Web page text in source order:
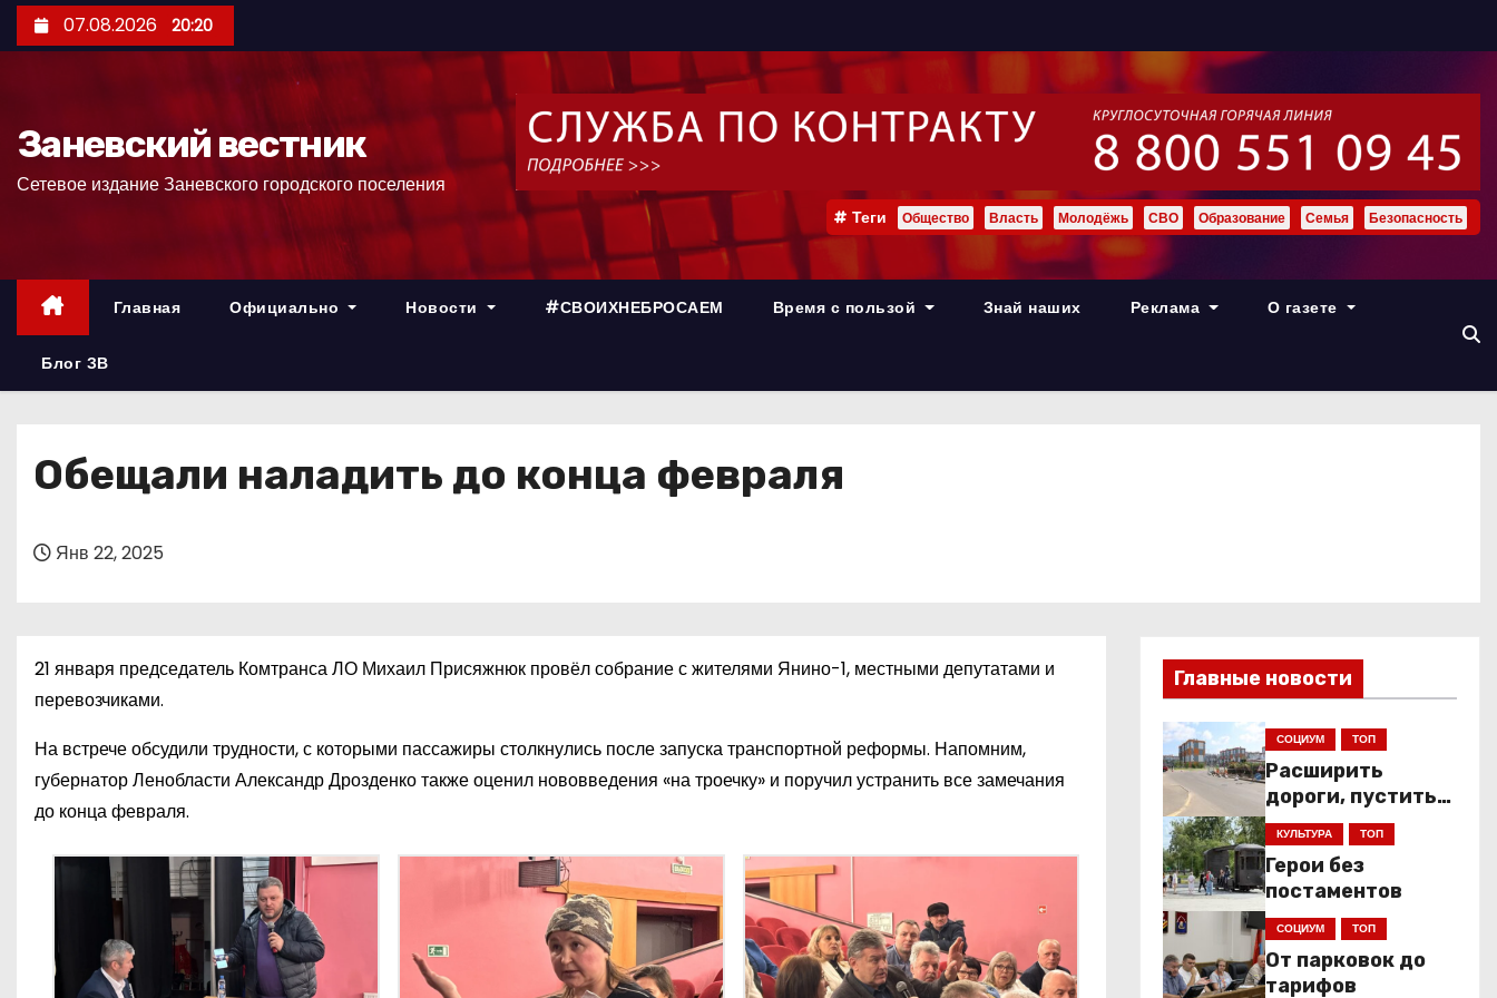
е
р
07.08.2026 20:20
Заневский вестник
Сетевое издание Заневского городского поселения
Теги Общество Власть Молодёжь СВО Образование Семья Безопасность
Главная Официально Новости #СВОИХНЕБРОСАЕМ Время с пользой Знай наших Реклама О газете
Блог ЗВ
Обещали наладить до конца февраля
Янв 22, 2025
21 января председатель Комтранса ЛО Михаил Присяжнюк провёл собрание с жителями Янино-1, местными депутатами и
перевозчиками.
На встрече обсудили трудности, с которыми пассажиры столкнулись после запуска транспортной реформы. Напомним,
губернатор Ленобласти Александр Дрозденко также оценил нововведения «на троечку» и поручил устранить все замечания
до конца февраля.
Главные новости
СОЦИУМ ТОП
Расширить
дороги, пустить
низкопольники
КУЛЬТУРА ТОП
Герои без
постаментов
СОЦИУМ ТОП
От парковок до
тарифов